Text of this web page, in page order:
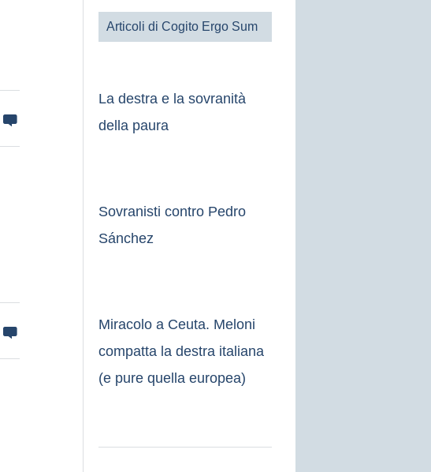
Articoli di Cogito Ergo Sum
La destra e la sovranità
della paura
Sovranisti contro Pedro
Sánchez
Miracolo a Ceuta. Meloni
compatta la destra italiana
(e pure quella europea)